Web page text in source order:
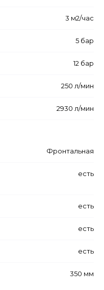
3 м2/час
5 бар
12 бар
250 л/мин
2930 л/мин
Фронтальная
есть
есть
есть
есть
350 мм